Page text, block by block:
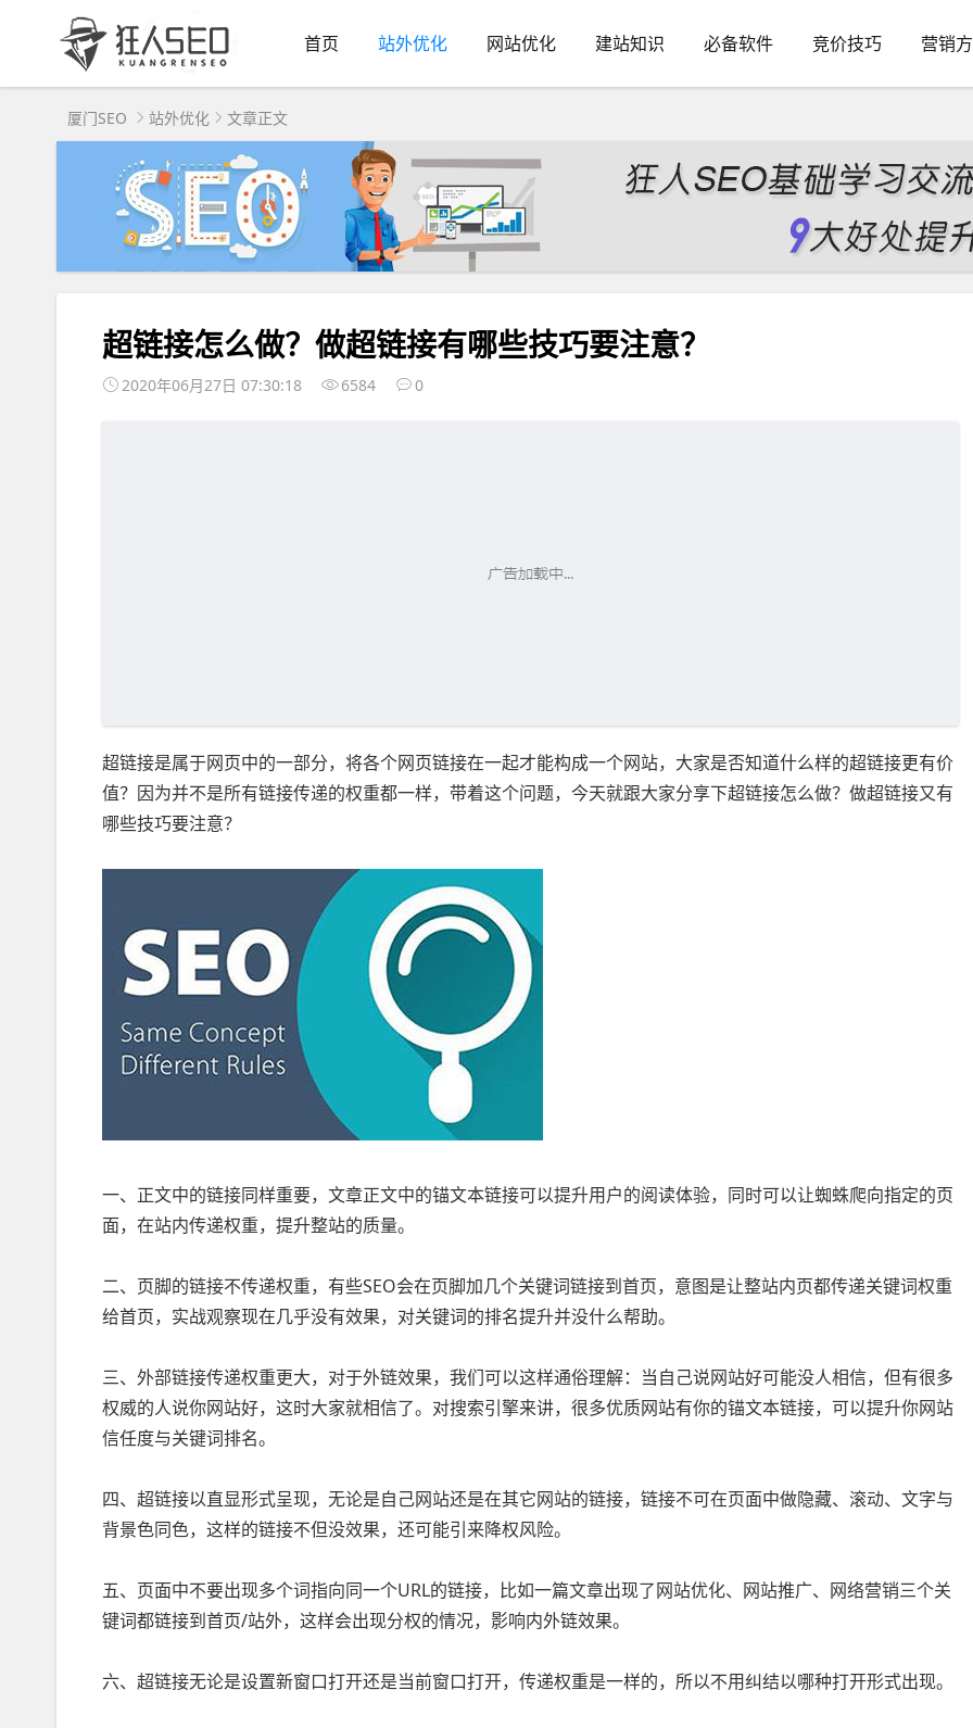
首页 站外优化 网站优化 建站知识 必备软件 竞价技巧 营销
厦门SEO 站外优化 文章正文
超链接怎么做？做超链接有哪些技巧要注意？
2020年06月27日 07:30:18 6584 0
超链接是属于网页中的一部分，将各个网页链接在一起才能构成一个网站，大家是否知道什么样的超链接更有价
值？因为并不是所有链接传递的权重都一样，带着这个问题，今天就跟大家分享下超链接怎么做？做超链接又有
哪些技巧要注意？
一、正文中的链接同样重要，文章正文中的锚文本链接可以提升用户的阅读体验，同时可以让蜘蛛爬向指定的页
面，在站内传递权重，提升整站的质量。
二、页脚的链接不传递权重，有些SEO会在页脚加几个关键词链接到首页，意图是让整站内页都传递关键词权重
给首页，实战观察现在几乎没有效果，对关键词的排名提升并没什么帮助。
三、外部链接传递权重更大，对于外链效果，我们可以这样通俗理解：当自己说网站好可能没人相信，但有很多
权威的人说你网站好，这时大家就相信了。对搜索引擎来讲，很多优质网站有你的锚文本链接，可以提升你网站
信任度与关键词排名。
四、超链接以直显形式呈现，无论是自己网站还是在其它网站的链接，链接不可在页面中做隐藏、滚动、文字与
背景色同色，这样的链接不但没效果，还可能引来降权风险。
五、页面中不要出现多个词指向同一个URL的链接，比如一篇文章出现了网站优化、网站推广、网络营销三个关
键词都链接到首页/站外，这样会出现分权的情况，影响内外链效果。
六、超链接无论是设置新窗口打开还是当前窗口打开，传递权重是一样的，所以不用纠结以哪种打开形式出现。